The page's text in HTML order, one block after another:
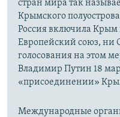
стран мира так
Крымского
Россия включила Крым
Европейский союз, ни
голосования на этом
Владимир Путин 18
«присоединении»
Международные